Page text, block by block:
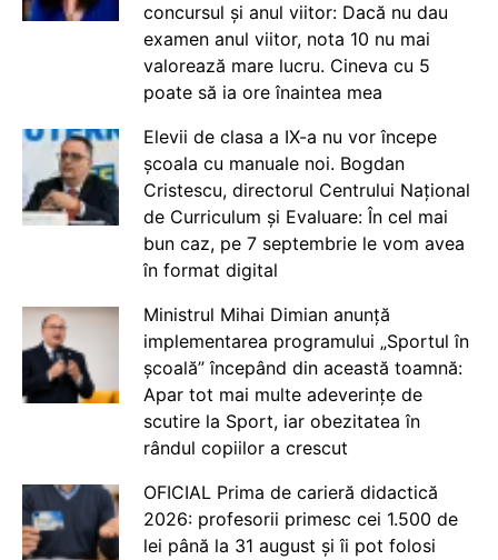
concursul și anul viitor: Dacă nu dau
examen anul viitor, nota 10 nu mai
valorează mare lucru. Cineva cu 5
poate să ia ore înaintea mea
Elevii de clasa a IX-a nu vor începe
școala cu manuale noi. Bogdan
Cristescu, directorul Centrului Național
de Curriculum și Evaluare: În cel mai
bun caz, pe 7 septembrie le vom avea
în format digital
Ministrul Mihai Dimian anunță
implementarea programului „Sportul în
școală” începând din această toamnă:
Apar tot mai multe adeverințe de
scutire la Sport, iar obezitatea în
rândul copiilor a crescut
OFICIAL Prima de carieră didactică
2026: profesorii primesc cei 1.500 de
lei până la 31 august și îi pot folosi